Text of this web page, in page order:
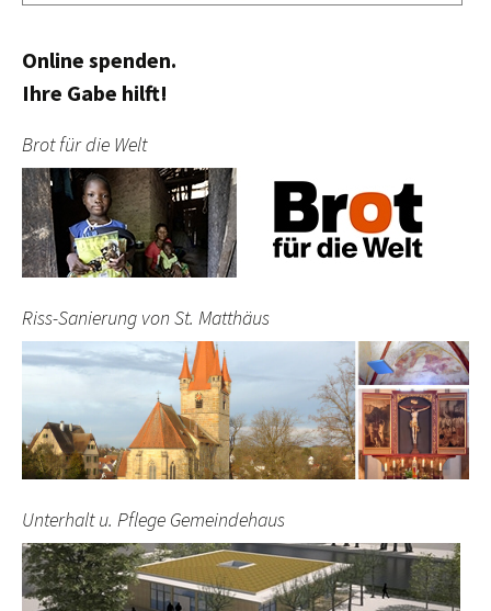
Online spenden.
Ihre Gabe hilft!
Brot für die Welt
Riss-Sanierung von St. Matthäus
Unterhalt u. Pflege Gemeindehaus